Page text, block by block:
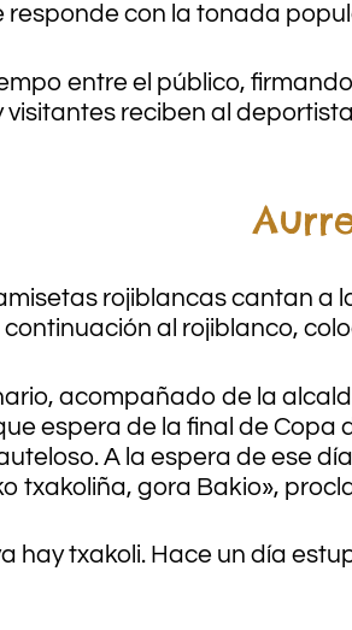
con la tonada
entre el público,
reciben al
rojiblancas cantan a
al rojiblanco,
acompañado de la
espera de la final de
A la espera de ese
txakoliña, gora Bakio»,
hay txakoli. Hace un día